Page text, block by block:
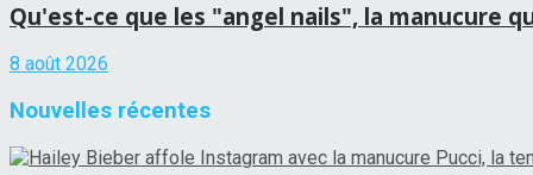
Qu'est-ce que les "angel nails", la manucure
8 août 2026
Nouvelles récentes